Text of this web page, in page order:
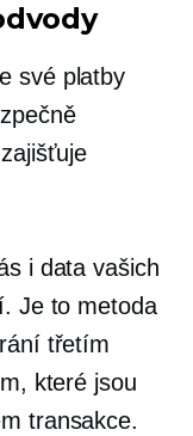
své platby
i data vašich
Je to metoda
třetím
které jsou
transakce.